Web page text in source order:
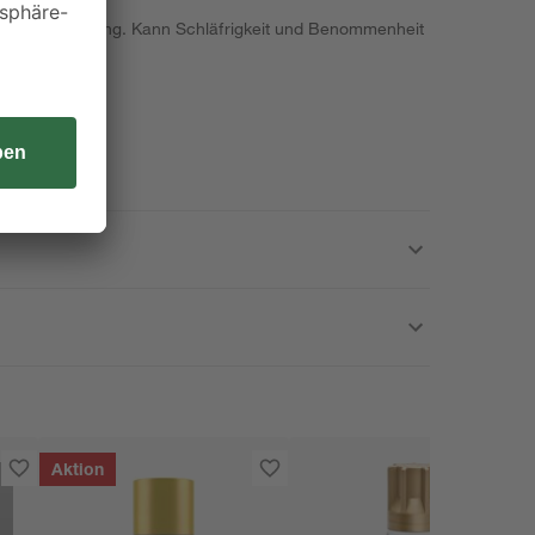
Augenreizung. Kann Schläfrigkeit und Benommenheit
Aktion